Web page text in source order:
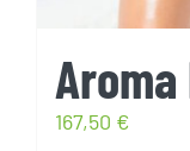
167,50 €